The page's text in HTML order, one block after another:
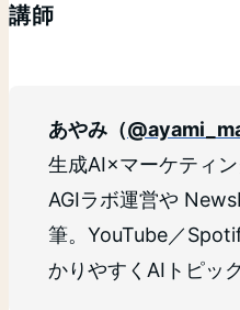
講師
​あやみ（
生成AI×マーケティン
AGIラボ運営や
筆。YouTube／
かりやすくAIトピッ